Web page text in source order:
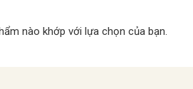
nào khớp với lựa chọn của bạn.